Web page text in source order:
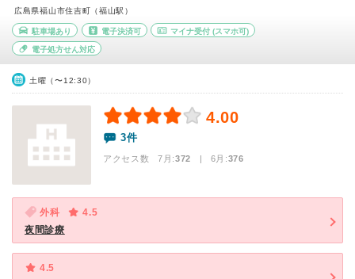
広島県福山市住吉町（福山駅）
駐車場あり 電子決済可 マイナ受付 (スマホ可)
電子処方せん対応
土曜（〜12:30）
4.00
3件
アクセス数 7月:372 | 6月:376
外科
4.5
夜間診療
4.5